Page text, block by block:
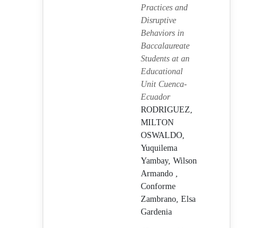
Practices and
Disruptive
Behaviors in
Baccalaureate
Students at an
Educational
Unit Cuenca-
Ecuador
RODRIGUEZ,
MILTON
OSWALDO,
Yuquilema
Yambay, Wilson
Armando ,
Conforme
Zambrano, Elsa
Gardenia